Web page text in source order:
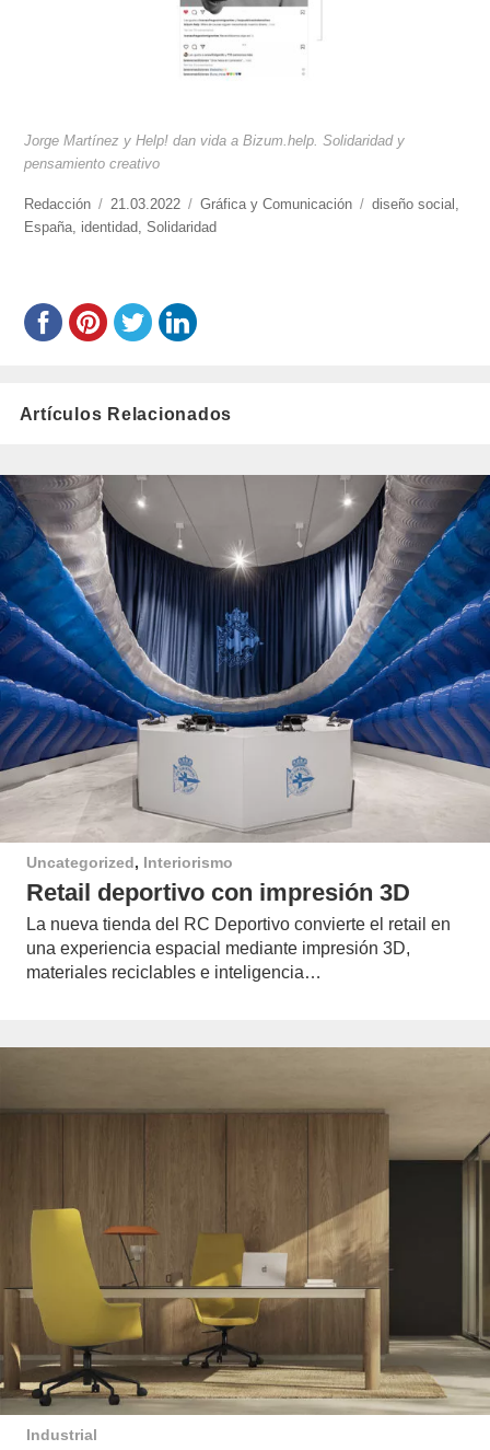
Jorge Martínez y Help! dan vida a Bizum.help. Solidaridad y
pensamiento creativo
https://www.experimenta.es/author/redaccion/
Redacción
Publicado
el
21.03.2022 Categorías
Gráfica y Comunicación Etiquetas
diseño social ,
España, identidad,Solidaridad
Artículos Relacionados
Uncategorized, Interiorismo
Retail deportivo con impresión 3D
La nueva tienda del RC Deportivo convierte el retail en
una experiencia espacial mediante impresión 3D,
materiales reciclables e inteligencia…
Industrial